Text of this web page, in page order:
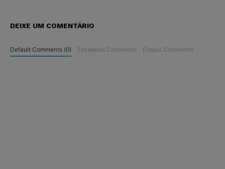
DEIXE UM COMENTÁRIO
Default Comments (0) Facebook Comments Disqus Comments